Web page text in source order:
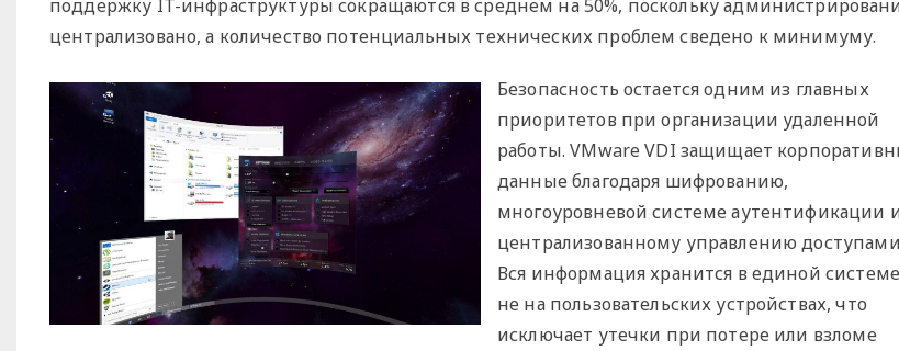
поддержку IT-инфраструктуры сокращаются в среднем на 50%, поскольку
централизовано, а количество потенциальных технических проблем сведено к минимуму.
Безопасность остается одним из главных
приоритетов при организации удаленной
работы. VMware VDI защищает
данные благодаря шифрованию,
многоуровневой системе аутентификации
централизованному управлению
Вся информация хранится в единой
не на пользовательских устройствах, что
исключает утечки при потере или взломе